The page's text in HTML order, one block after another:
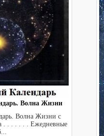
Волна Жизни
Волна Жизни с
. . . . . . . Ежедневные